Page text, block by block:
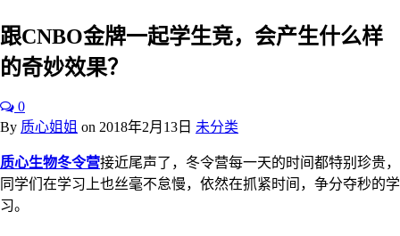
跟CNBO金牌一起学生竞，会产生什么样
的奇妙效果？
0
By 质心姐姐 on 2018年2月13日 未分类
质心生物冬令营接近尾声了，冬令营每一天的时间都特别珍贵，
同学们在学习上也丝毫不怠慢，依然在抓紧时间，争分夺秒的学
习。